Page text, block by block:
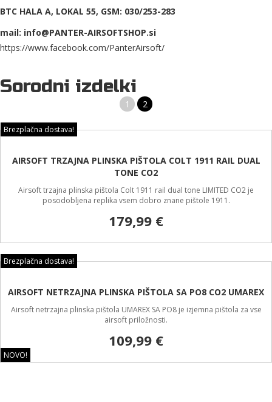
BTC HALA A, LOKAL 55, GSM: 030/253-283
mail: info@PANTER-AIRSOFTSHOP.si
https://www.facebook.com/PanterAirsoft/
Sorodni izdelki
1 2
Brezplačna dostava!